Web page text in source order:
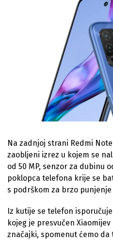
Na zadnjoj strani Redmi
zaobljeni izrez u kojem se
od 50 MP, senzor za dubinu
poklopca telefona krije se
s podrškom za brzo punjenje
Iz kutije se telefon
kojeg je presvučen Xiaomijev
značajki, spomenut ćemo